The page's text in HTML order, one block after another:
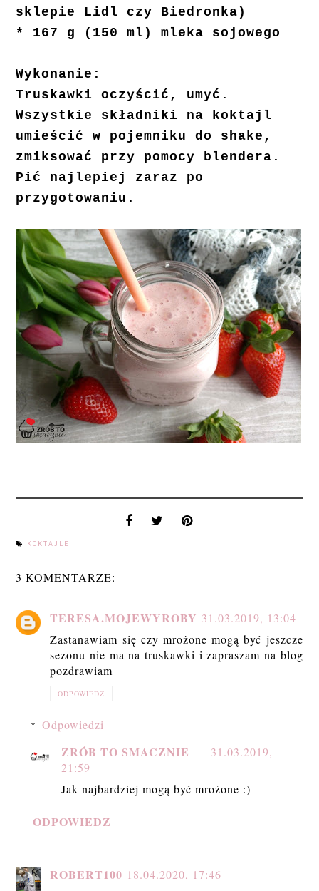
sklepie Lidl czy Biedronka)
* 167 g (150 ml) mleka sojowego
Wykonanie:
Truskawki oczyścić, umyć.
Wszystkie składniki na koktajl
umieścić w pojemniku do shake,
zmiksować przy pomocy blendera.
Pić najlepiej zaraz po
przygotowaniu.
KOKTAJLE
3 KOMENTARZE:
TERESA.MOJEWYROBY 31.03.2019, 13:04
Zastanawiam się czy mrożone mogą być jeszcze
sezonu nie ma na truskawki i zapraszam na blog
pozdrawiam
ODPOWIEDZ
Odpowiedzi
ZRÓB TO SMACZNIE
31.03.2019,
21:59
Jak najbardziej mogą być mrożone :)
ODPOWIEDZ
ROBERT100 18.04.2020, 17:46